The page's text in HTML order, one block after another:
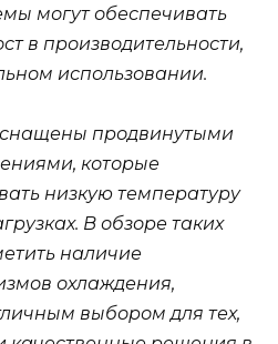
могут обеспечивать
в производительности,
использовании.
продвинутыми
которые
низкую температуру
В обзоре таких
наличие
охлаждения,
выбором для тех,